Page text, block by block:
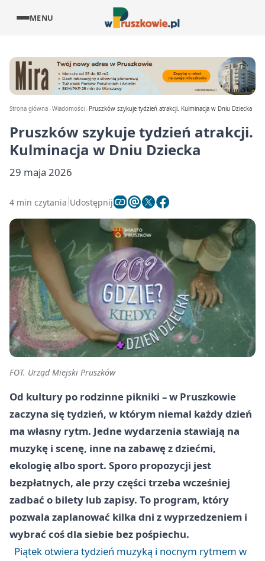
MENU
Strona główna Wiadomości Pruszków szykuje tydzień atrakcji. Kulminacja w Dniu Dziecka
Pruszków szykuje tydzień atrakcji.
Kulminacja w Dniu Dziecka
29 maja 2026
4 min czytania Udostępnij
FOT. Urząd Miejski Pruszków
Od kultury po rodzinne pikniki – w Pruszkowie
zaczyna się tydzień, w którym niemal każdy dzień
ma własny rytm. Jedne wydarzenia stawiają na
muzykę i scenę, inne na zabawę z dziećmi,
ekologię albo sport. Sporo propozycji jest
bezpłatnych, ale przy części trzeba wcześniej
zadbać o bilety lub zapisy. To program, który
pozwala zaplanować kilka dni z wyprzedzeniem i
wybrać coś dla siebie bez pośpiechu.
Piątek otwiera tydzień muzyką i nocnym rytmem w